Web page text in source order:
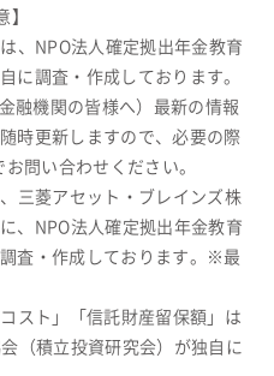
】
、NPO法人確定拠出年金教育
に調査・作成しております。
融機関の皆様へ）最新の情報
時更新しますので、必要の際
お問い合わせください。
三菱アセット・ブレインズ株
、NPO法人確定拠出年金教育
査・作成しております。※最
スト」「信託財産留保額」は
（積立投資研究会）が独自に